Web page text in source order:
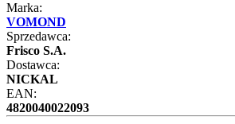
Marka:
VOMOND
Sprzedawca:
Frisco S.A.
Dostawca:
NICKAL
EAN:
4820040022093